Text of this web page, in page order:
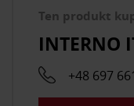
Ten produkt
INTERNO
+48 697